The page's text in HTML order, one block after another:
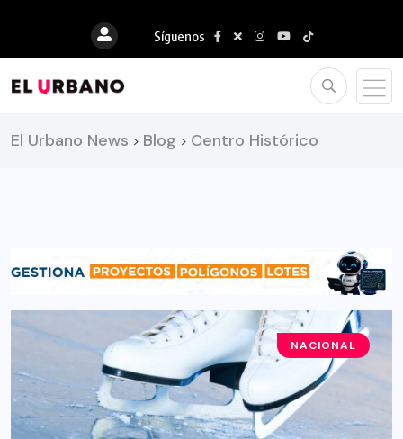
Síguenos
El Urbano News > Blog > Centro Histórico
NACIONAL